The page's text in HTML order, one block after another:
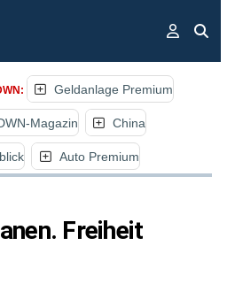
Geldanlage Premium
Magazin China
Auto Premium
Freiheit